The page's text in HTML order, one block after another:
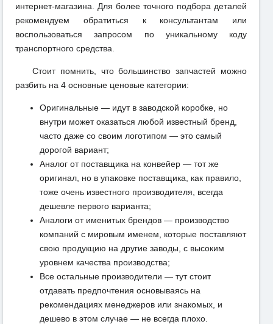
интернет-магазина. Для более точного подбора деталей
рекомендуем обратиться к консультантам или
воспользоваться запросом по уникальному коду
транспортного средства.
Стоит помнить, что большинство запчастей можно
разбить на 4 основные ценовые категории:
Оригинальные — идут в заводской коробке, но
внутри может оказаться любой известный бренд,
часто даже со своим логотипом — это самый
дорогой вариант;
Аналог от поставщика на конвейер — тот же
оригинал, но в упаковке поставщика, как правило,
тоже очень известного производителя, всегда
дешевле первого варианта;
Аналоги от именитых брендов — производство
компаний с мировым именем, которые поставляют
свою продукцию на другие заводы, с высоким
уровнем качества производства;
Все остальные производители — тут стоит
отдавать предпочтения основываясь на
рекомендациях менеджеров или знакомых, и
дешево в этом случае — не всегда плохо.